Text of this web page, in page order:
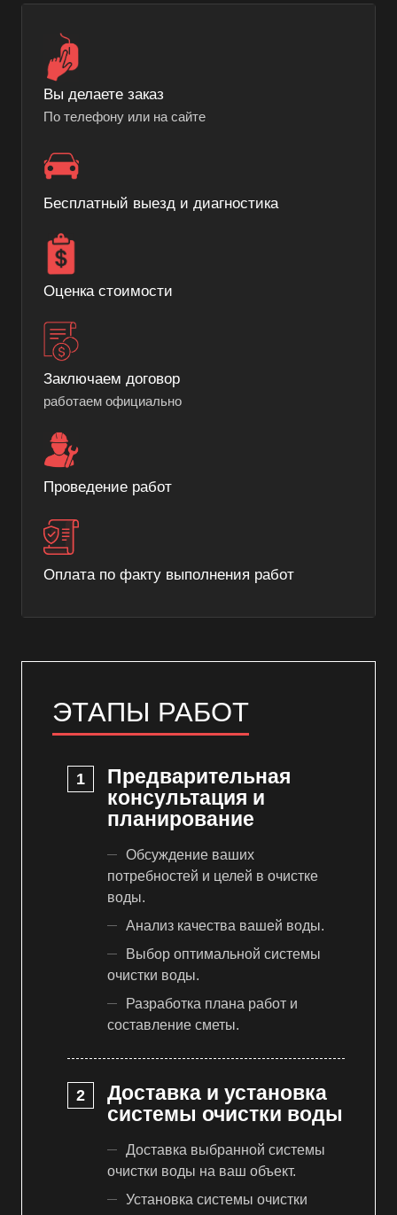
Вы делаете заказ
По телефону или на сайте
Бесплатный выезд и диагностика
Оценка стоимости
Заключаем договор
работаем официально
Проведение работ
Оплата по факту выполнения работ
ЭТАПЫ РАБОТ
Предварительная
консультация и
планирование
Обсуждение ваших
потребностей и целей в очистке
воды.
Анализ качества вашей воды.
Выбор оптимальной системы
очистки воды.
Разработка плана работ и
составление сметы.
Доставка и установка
системы очистки воды
Доставка выбранной системы
очистки воды на ваш объект.
Установка системы очистки